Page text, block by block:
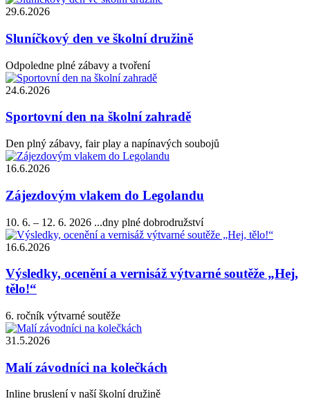
29.6.2026
Sluníčkový den ve školní družině
Odpoledne plné zábavy a tvoření
24.6.2026
Sportovní den na školní zahradě
Den plný zábavy, fair play a napínavých soubojů
16.6.2026
Zájezdovým vlakem do Legolandu
10. 6. – 12. 6. 2026 ...dny plné dobrodružství
16.6.2026
Výsledky, ocenění a vernisáž výtvarné soutěže „Hej,
tělo!“
6. ročník výtvarné soutěže
31.5.2026
Malí závodníci na kolečkách
Inline bruslení v naší školní družině